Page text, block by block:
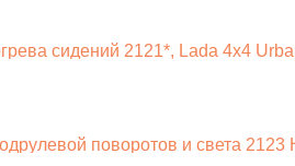
сидений 2121*, Lada 4х4
поворотов и света 2123